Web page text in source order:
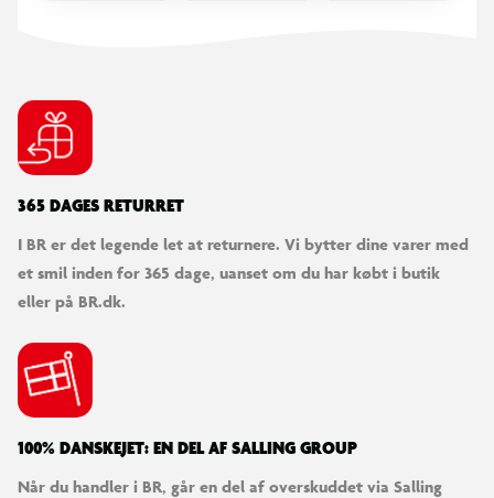
365 DAGES RETURRET
I BR er det legende let at returnere. Vi bytter dine varer med
et smil inden for 365 dage, uanset om du har købt i butik
eller på BR.dk.
100% DANSKEJET: EN DEL AF SALLING GROUP
Når du handler i BR, går en del af overskuddet via Salling